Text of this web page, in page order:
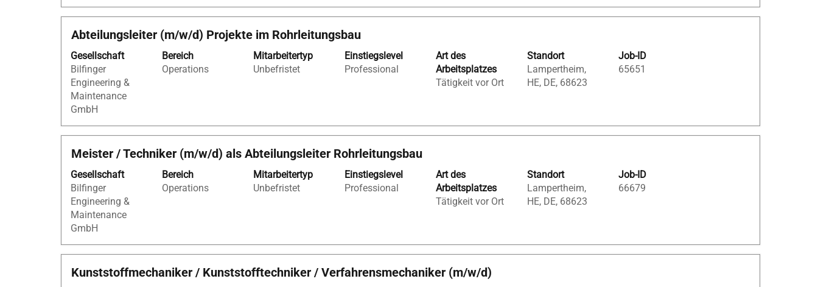
vollständig
anzuzeigen.
Stellenbezeichnung
Abteilungsleiter (m/w/d) Projekte im Rohrleitungsbau
Gesellschaft
Bilfinger
Engineering &
Maintenance
GmbH
Bereich
Operations
Mitarbeitertyp
Unbefristet
Einstiegslevel
Professional
Art des
Arbeitsplatzes
Tätigkeit vor Ort
Standort
Lampertheim,
HE, DE, 68623
Job-ID
65651
Drücken
die
Leertaste,
um
die
Stelleninformationen
vollständig
anzuzeigen.
Stellenbezeichnung
Meister / Techniker (m/w/d) als Abteilungsleiter Rohrleitungsbau
Gesellschaft
Bilfinger
Engineering &
Maintenance
GmbH
Bereich
Operations
Mitarbeitertyp
Unbefristet
Einstiegslevel
Professional
Art des
Arbeitsplatzes
Tätigkeit vor Ort
Standort
Lampertheim,
HE, DE, 68623
Job-ID
66679
Drücken
die
Leertaste,
um
die
Stelleninformationen
vollständig
anzuzeigen.
Stellenbezeichnung
Kunststoffmechaniker / Kunststofftechniker / Verfahrensmechaniker (m/w/d)
Drücken